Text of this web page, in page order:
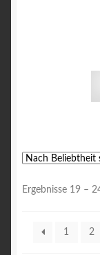
Ergebnisse 19 –
1
2